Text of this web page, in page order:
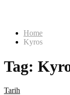
Home
Kyros
Tag:
Tarih